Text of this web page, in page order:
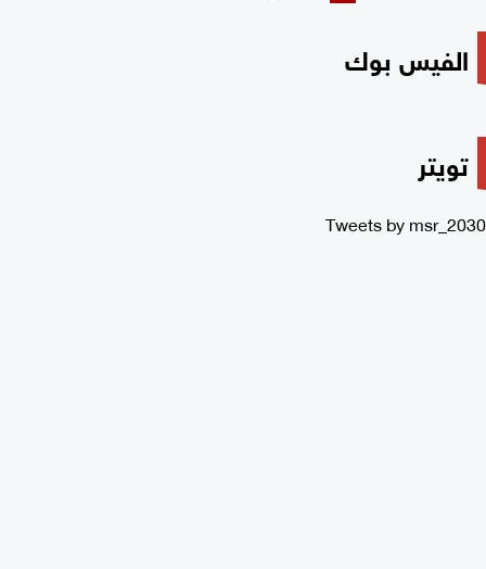
الفيس بوك
تويتر
Tweets by msr_2030